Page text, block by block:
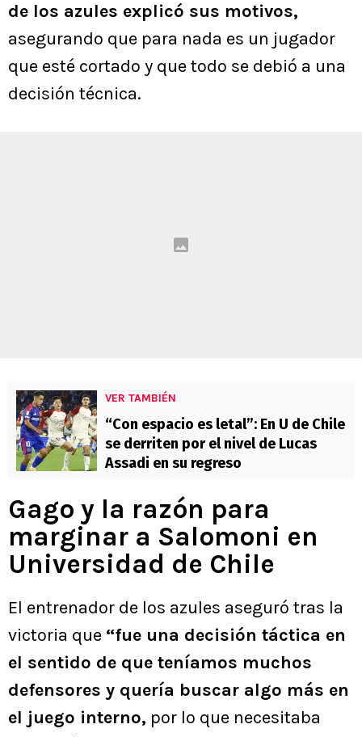
de los azules explicó sus motivos,
asegurando que para nada es un jugador
que esté cortado y que todo se debió a una
decisión técnica.
VER TAMBIÉN
“Con espacio es letal”: En U de Chile
se derriten por el nivel de Lucas
Assadi en su regreso
Gago y la razón para
marginar a Salomoni en
Universidad de Chile
El entrenador de los azules aseguró tras la
victoria que “fue una decisión táctica en
el sentido de que teníamos muchos
defensores y quería buscar algo más en
el juego interno, por lo que necesitaba